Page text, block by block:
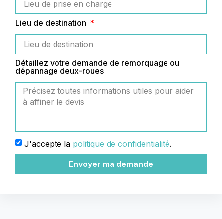
Lieu de destination
Détaillez votre demande de remorquage ou
dépannage deux-roues
J'accepte la politique de confidentialité.
Envoyer ma demande